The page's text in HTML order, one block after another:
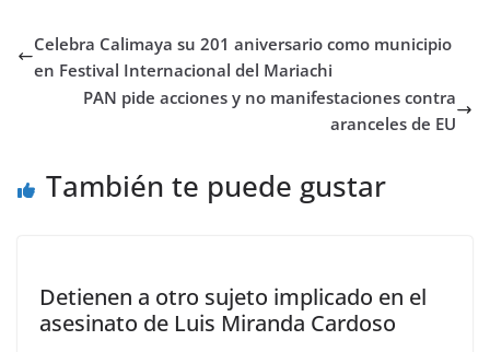
Celebra Calimaya su 201 aniversario como municipio
en Festival Internacional del Mariachi
PAN pide acciones y no manifestaciones contra
aranceles de EU
También te puede gustar
Detienen a otro sujeto implicado en el
asesinato de Luis Miranda Cardoso